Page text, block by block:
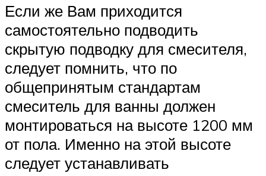
Если же Вам приходится
самостоятельно подводить
скрытую подводку для смесителя,
следует помнить, что по
общепринятым стандартам
смеситель для ванны должен
монтироваться на высоте 1200 мм
от пола. Именно на этой высоте
следует устанавливать